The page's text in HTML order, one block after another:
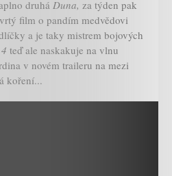
druhá Duna, za týden pak
film o pandím medvědovi
a je taky mistrem bojových
teď ale naskakuje na vlnu
v novém traileru na mezi
koření...